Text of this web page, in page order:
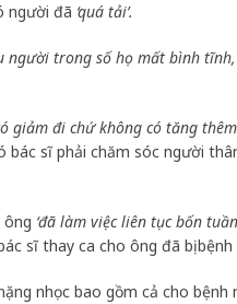
người đã ‘quá tải’.
trong số họ mất bình
giảm đi chứ không có tăng
bác sĩ phải chăm sóc người
ông ‘đã làm việc liên tục bốn
sĩ thay ca cho ông đã bị bệnh
nhọc bao gồm cả cho bệnh